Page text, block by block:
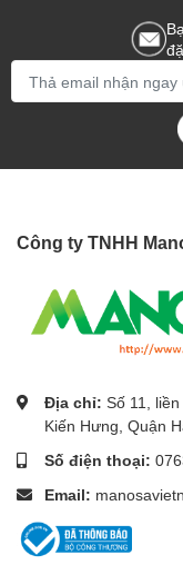
Công ty TNHH
Địa chỉ: Số 11,
Kiến Hưng, Quận
Số điện thoại:
Email: